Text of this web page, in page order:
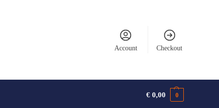
Account Checkout
€ 0,00 0